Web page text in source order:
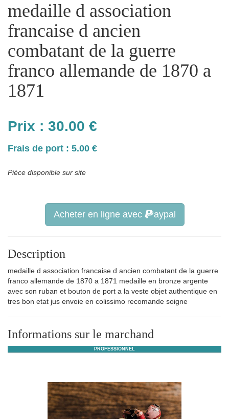
medaille d association
francaise d ancien
combatant de la guerre
franco allemande de 1870 a
1871
Prix : 30.00 €
Frais de port : 5.00 €
Pièce disponible sur site
Acheter en ligne avec aypal
Description
medaille d association francaise d ancien combatant de la guerre
franco allemande de 1870 a 1871 medaille en bronze argente
avec son ruban et bouton de port a la veste objet authentique en
tres bon etat jus envoie en colissimo recomande soigne
Informations sur le marchand
PROFESSIONNEL